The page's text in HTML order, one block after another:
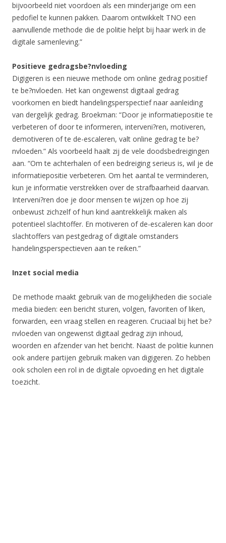
bijvoorbeeld niet voordoen als een minderjarige om een
pedofiel te kunnen pakken. Daarom ontwikkelt TNO een
aanvullende methode die de politie helpt bij haar werk in de
digitale samenleving.”
Positieve gedragsbe?nvloeding
Digigeren is een nieuwe methode om online gedrag positief
te be?nvloeden. Het kan ongewenst digitaal gedrag
voorkomen en biedt handelingsperspectief naar aanleiding
van dergelijk gedrag. Broekman: “Door je informatiepositie te
verbeteren of door te informeren, interveni?ren, motiveren,
demotiveren of te de-escaleren, valt online gedrag te be?
nvloeden.” Als voorbeeld haalt zij de vele doodsbedreigingen
aan. “Om te achterhalen of een bedreiging serieus is, wil je de
informatiepositie verbeteren. Om het aantal te verminderen,
kun je informatie verstrekken over de strafbaarheid daarvan.
Interveni?ren doe je door mensen te wijzen op hoe zij
onbewust zichzelf of hun kind aantrekkelijk maken als
potentieel slachtoffer. En motiveren of de-escaleren kan door
slachtoffers van pestgedrag of digitale omstanders
handelingsperspectieven aan te reiken.”
Inzet social media
De methode maakt gebruik van de mogelijkheden die sociale
media bieden: een bericht sturen, volgen, favoriten of liken,
forwarden, een vraag stellen en reageren. Cruciaal bij het be?
nvloeden van ongewenst digitaal gedrag zijn inhoud,
woorden en afzender van het bericht. Naast de politie kunnen
ook andere partijen gebruik maken van digigeren. Zo hebben
ook scholen een rol in de digitale opvoeding en het digitale
toezicht.